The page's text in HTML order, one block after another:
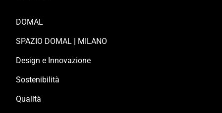
DOMAL
SPAZIO DOMAL | MILANO
Design e Innovazione
Sostenibilità
Qualità